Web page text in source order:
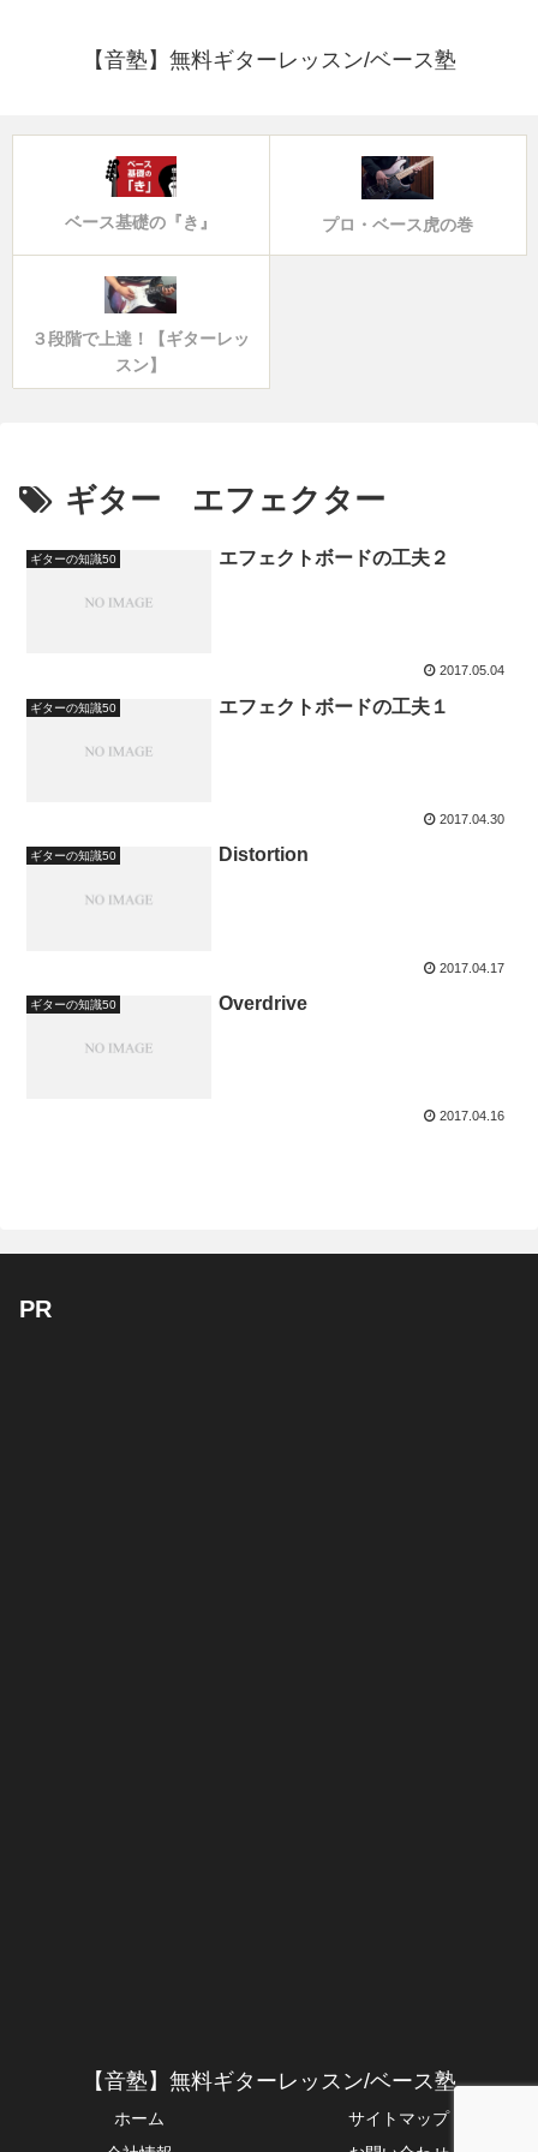
【音塾】無料ギターレッスン/ベース塾
ベース基礎の『き』 プロ・ベース虎の巻
３段階で上達！【ギターレッ
スン】
ギター エフェクター
ギターの知識50 エフェクトボードの工夫２
2017.05.04
ギターの知識50 エフェクトボードの工夫１
2017.04.30
ギターの知識50 Distortion
2017.04.17
ギターの知識50 Overdrive
2017.04.16
PR
【音塾】無料ギターレッスン/ベース塾
ホーム
サイトマップ